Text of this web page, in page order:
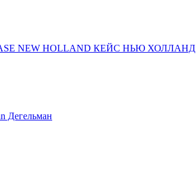
CASE NEW HOLLAND КЕЙС НЬЮ ХОЛЛАНД
Дегельман